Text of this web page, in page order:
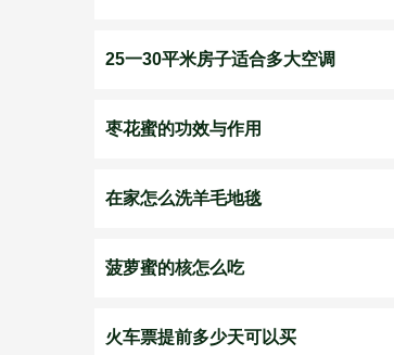
25一30平米房子适合多大空调
枣花蜜的功效与作用
在家怎么洗羊毛地毯
菠萝蜜的核怎么吃
火车票提前多少天可以买